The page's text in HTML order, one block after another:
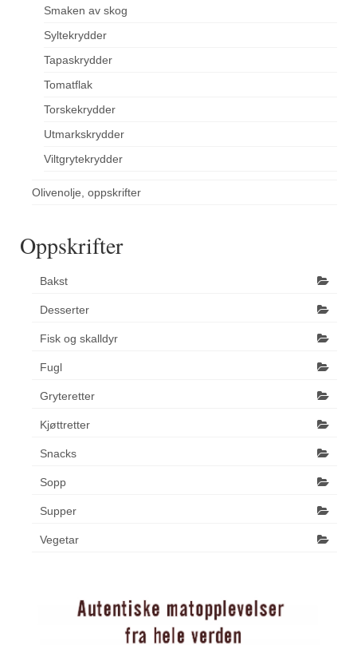
Smaken av skog
Syltekrydder
Tapaskrydder
Tomatflak
Torskekrydder
Utmarkskrydder
Viltgrytekrydder
Olivenolje, oppskrifter
Oppskrifter
Bakst
Desserter
Fisk og skalldyr
Fugl
Gryteretter
Kjøttretter
Snacks
Sopp
Supper
Vegetar